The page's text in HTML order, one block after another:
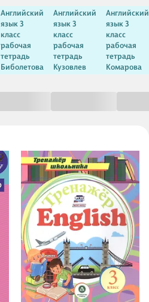
Английский
язык 3
класс
рабочая
тетрадь
Биболетова
Английский
язык 3
класс
рабочая
тетрадь
Кузовлев
Английский
язык 3
класс
рабочая
тетрадь
Комарова